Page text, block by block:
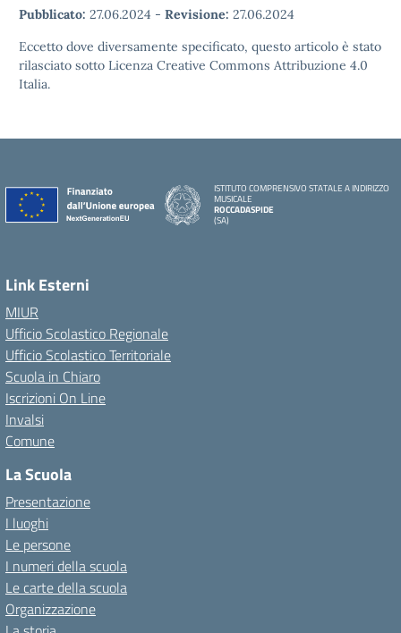
Pubblicato: 27.06.2024 - Revisione: 27.06.2024
Eccetto dove diversamente specificato, questo articolo è stato
rilasciato sotto Licenza Creative Commons Attribuzione 4.0
Italia.
ISTITUTO COMPRENSIVO STATALE A INDIRIZZO
MUSICALE
ROCCADASPIDE
(SA)
Link Esterni
MIUR
Ufficio Scolastico Regionale
Ufficio Scolastico Territoriale
Scuola in Chiaro
Iscrizioni On Line
Invalsi
Comune
La Scuola
Presentazione
I luoghi
Le persone
I numeri della scuola
Le carte della scuola
Organizzazione